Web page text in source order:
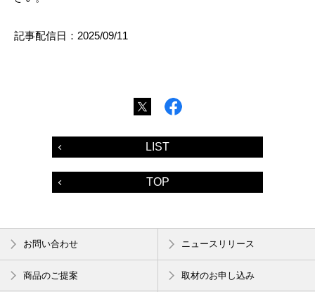
記事配信日：2025/09/11
LIST
TOP
お問い合わせ ニュースリリース
商品のご提案 取材のお申し込み